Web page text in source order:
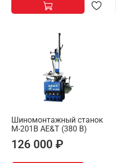
Шиномонтажный станок
M-201B AE&T (380 В)
126 000 ₽